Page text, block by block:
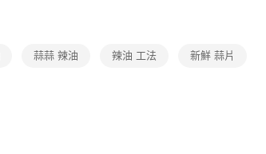
蒜蒜 辣油 辣油 工法 新鮮 蒜片